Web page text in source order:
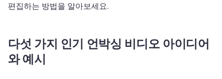
편집하는 방법을 알아보세요.
다섯 가지 인기 언박싱 비디오 아이디어
와 예시